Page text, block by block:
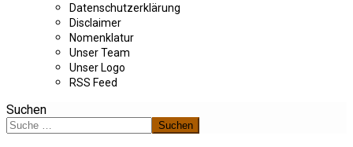
Datenschutzerklärung
Disclaimer
Nomenklatur
Unser Team
Unser Logo
RSS Feed
Suchen
Suchen